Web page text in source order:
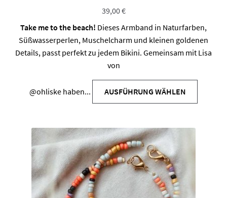
39,00€
Take me to the beach! Dieses Armband in Naturfarben,
Süßwasserperlen, Muschelcharm und kleinen goldenen
Details, passt perfekt zu jedem Bikini. Gemeinsam mit Lisa
von
@ohliskehaben... AUSFÜHRUNG WÄHLEN